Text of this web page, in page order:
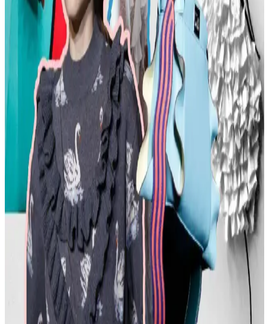
Kemer Tokalarının Moda ve Kültürel Anlamları:
Şehir ve Kırsal Alanlarda Algı Farkları
Kemer tokaları, kırsal ve şehir kültürlerinde farklı anlamlar taşır.
Kırsal bölgelerde başarı simgesi olan büyük tokalar, şehirlerde sade
ve uyumlu tasarımlarla tercih edilir. Stil ve özgüven belirleyicidir.
Moda Mikrotrendleri: Geçmişten Günümüze Sevilen
ve Hâlâ Tercih Edilen Parçalar
Moda mikrotrendleri genellikle kısa ömürlü olsa da bazı parçalar,
nostalji ve kişisel stil nedeniyle uzun yıllar tercih edilmeye devam
ediyor. Bu yazı, Reddit deneyimleriyle bu trendleri inceliyor.
Kavisli Vücut Tipleri İçin Doğru Kumaş ve
Kesimlerle Yapısal Moda Rehberi
Kavisli vücut tiplerine uygun yapısal moda seçimlerinde doğru
kumaş, kesim ve stil detayları önemlidir. Terzi hizmeti ve uygun
markalarla estetik ve rahat kıyafetler elde edilir.
Günlük Moda Soruları ve Pratik Stil Önerileri:
Rahatlık ve Şıklık Dengesi
Moda ve stil, kişisel tercihler ve çevresel ihtiyaçlarla şekillenir. Ev
giyimi, iş görüşmesi, mevsimlik kıyafetler ve vücut tipine uygun
önerilerle günlük şıklık ve rahatlık dengelenir.